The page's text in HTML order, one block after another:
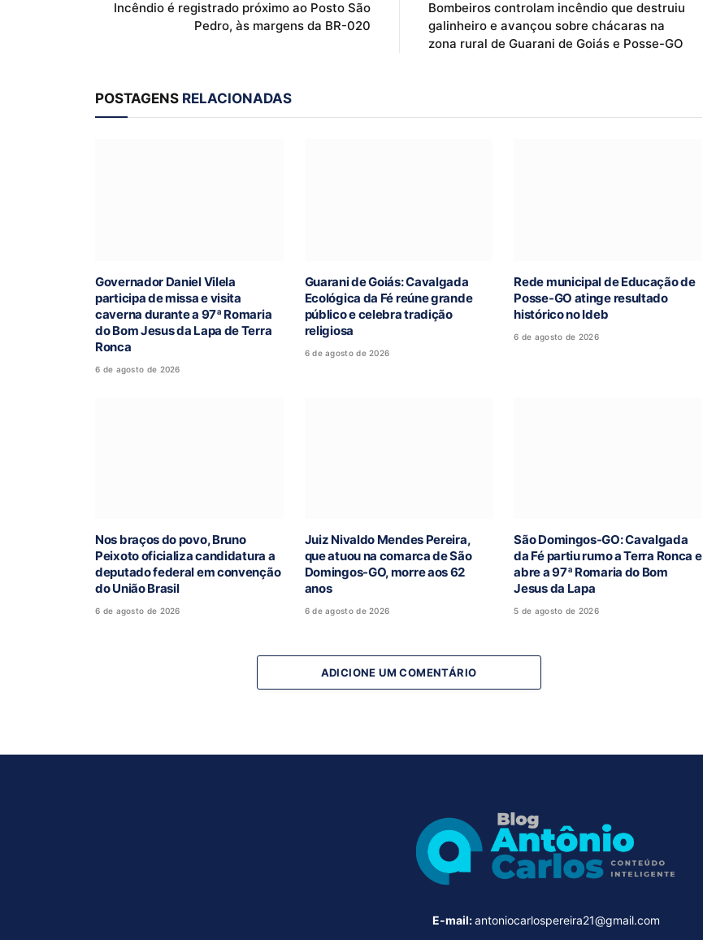
Incêndio é registrado próximo ao Posto São
Pedro, às margens da BR-020
Bombeiros controlam incêndio que destruiu
galinheiro e avançou sobre chácaras na
zona rural de Guarani de Goiás e Posse-GO
POSTAGENS RELACIONADAS
Governador Daniel Vilela
participa de missa e visita
caverna durante a 97ª Romaria
do Bom Jesus da Lapa de Terra
Ronca
6 de agosto de 2026
Guarani de Goiás: Cavalgada
Ecológica da Fé reúne grande
público e celebra tradição
religiosa
6 de agosto de 2026
Rede municipal de Educação de
Posse-GO atinge resultado
histórico no Ideb
6 de agosto de 2026
Nos braços do povo, Bruno
Peixoto oficializa candidatura a
deputado federal em convenção
do União Brasil
6 de agosto de 2026
Juiz Nivaldo Mendes Pereira,
que atuou na comarca de São
Domingos-GO, morre aos 62
anos
6 de agosto de 2026
São Domingos-GO: Cavalgada
da Fé partiu rumo a Terra Ronca e
abre a 97ª Romaria do Bom
Jesus da Lapa
5 de agosto de 2026
ADICIONE UM COMENTÁRIO
E-mail:antoniocarlospereira21@gmail.com